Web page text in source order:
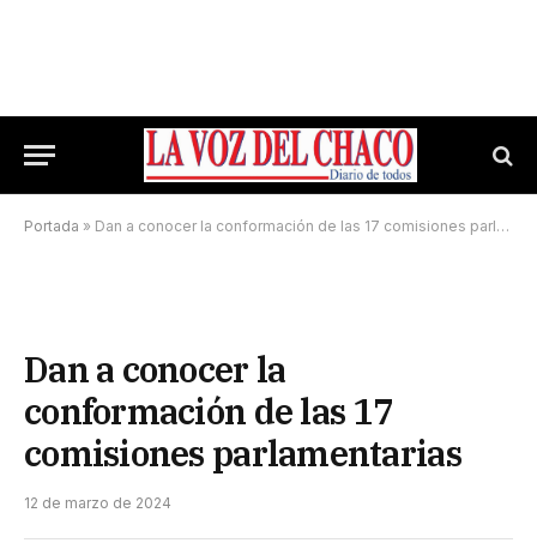
Portada » Dan a conocer la conformación de las 17 comisiones parlamentarias
Dan a conocer la
conformación de las 17
comisiones parlamentarias
12 de marzo de 2024